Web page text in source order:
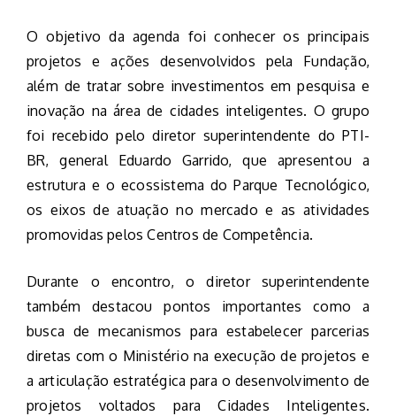
O objetivo da agenda foi conhecer os principais
projetos e ações desenvolvidos pela Fundação,
além de tratar sobre investimentos em pesquisa e
inovação na área de cidades inteligentes. O grupo
foi recebido pelo diretor superintendente do PTI-
BR, general Eduardo Garrido, que apresentou a
estrutura e o ecossistema do Parque Tecnológico,
os eixos de atuação no mercado e as atividades
promovidas pelos Centros de Competência.
Durante o encontro, o diretor superintendente
também destacou pontos importantes como a
busca de mecanismos para estabelecer parcerias
diretas com o Ministério na execução de projetos e
a articulação estratégica para o desenvolvimento de
projetos voltados para Cidades Inteligentes.